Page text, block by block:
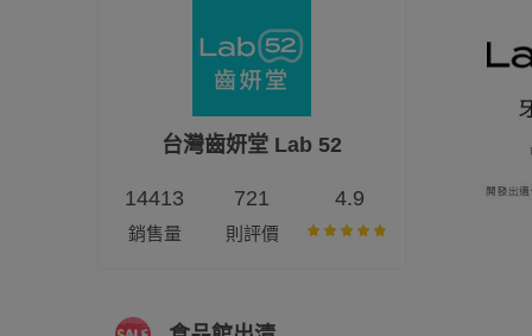
台灣齒妍堂 Lab 52
14413
銷售量
721
則評價
4.9